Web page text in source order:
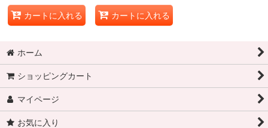
カートに入れる カートに入れる
ホーム
ショッピングカート
マイページ
お気に入り